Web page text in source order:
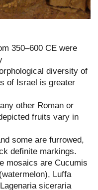
350–600 CE were
diversity of
of Israel is greater
other Roman or
fruits vary in
some are furrowed,
definite markings.
mosaics are Cucumis
Luffa
siceraria